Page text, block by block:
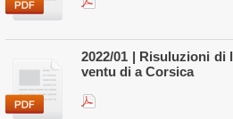
2022/01 | Risuluzioni di
ventu di a Corsica